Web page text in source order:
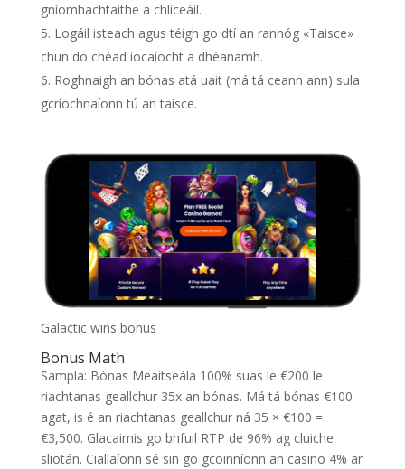
gníomhachtaithe a chliceáil.
Logáil isteach agus téigh go dtí an rannóg «Taisce»
chun do chéad íocaíocht a dhéanamh.
Roghnaigh an bónas atá uait (má tá ceann ann) sula
gcríochnaíonn tú an taisce.
Galactic wins bonus
Bonus Math
Sampla: Bónas Meaitseála 100% suas le €200 le
riachtanas geallchur 35x an bónas. Má tá bónas €100
agat, is é an riachtanas geallchur ná 35 × €100 =
€3,500. Glacaimis go bhfuil RTP de 96% ag cluiche
sliotán. Ciallaíonn sé sin go gcoinníonn an casino 4% ar